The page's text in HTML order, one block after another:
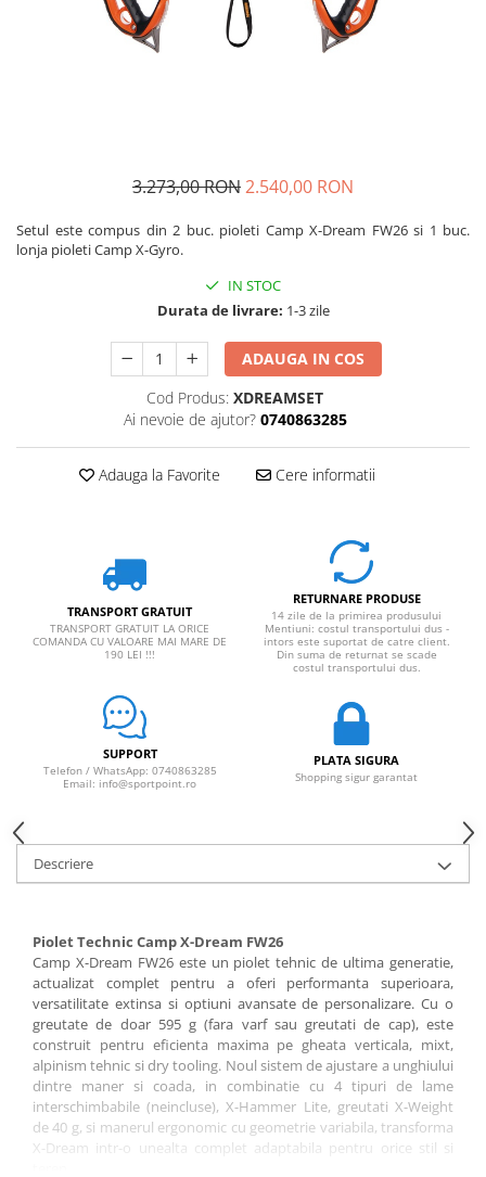
RACHETE DE ZAPADA
BETE TREKKING
Rucsaci intre 51 - 70 litri
Rucsaci impermeabili
Borsete si Portofele
Corturi 2 persoane
Corturi 3 persoane
Corturi 4 persoane
Corturi de familie
Pantaloni
Caciuli
Imbracaminte de corp
Bandane
Accesorii
Produse de Intretinere
Pantaloni
Caciuli
Jachete
Sosete
Bandane
Imbracaminte de corp
Copii
Jachete copii
3.273,00 RON2.540,00 RON
Setul este compus din 2 buc. pioleti Camp X-Dream FW26 si 1 buc.
lonja pioleti Camp X-Gyro.
IN STOC
Durata de livrare: 1-3 zile
ADAUGA IN COS
Cod Produs: XDREAMSET
Ai nevoie de ajutor? 0740863285
Adauga la Favorite Cere informatii
TRANSPORT GRATUIT
TRANSPORT GRATUIT LA ORICE
COMANDA CU VALOARE MAI MARE DE
190 LEI !!!
RETURNARE PRODUSE
14 zile de la primirea produsului
Mentiuni: costul transportului dus -
intors este suportat de catre client.
Din suma de returnat se scade
costul transportului dus.
SUPPORT
Telefon / WhatsApp: 0740863285
Email: info@sportpoint.ro
PLATA SIGURA
Shopping sigur garantat
Descriere
Piolet Technic Camp X-Dream FW26
Camp X-Dream FW26 este un piolet tehnic de ultima generatie,
actualizat complet pentru a oferi performanta superioara,
versatilitate extinsa si optiuni avansate de personalizare. Cu o
greutate de doar 595 g (fara varf sau greutati de cap), este
construit pentru eficienta maxima pe gheata verticala, mixt,
alpinism tehnic si dry tooling. Noul sistem de ajustare a unghiului
dintre maner si coada, in combinatie cu 4 tipuri de lame
interschimbabile (neincluse), X-Hammer Lite, greutati X-Weight
de 40 g, si manerul ergonomic cu geometrie variabila, transforma
X-Dream intr-o unealta complet adaptabila pentru orice stil si